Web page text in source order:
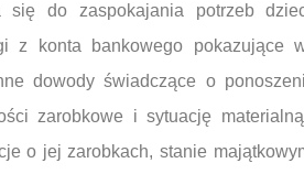
się do zaspokajania potrzeb
z konta bankowego pokazujące
dowody świadczące o
zarobkowe i sytuację
o jej zarobkach, stanie